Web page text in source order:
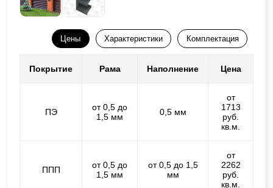
Цены Характеристики Комплектация
Покрытие Рама Наполнение Цена
ПЭ
от 0,5 до
1,5 мм
0,5 мм
от
1713
руб.
кв.м.
ППП
от 0,5 до
1,5 мм
от 0,5 до 1,5
мм
от
2262
руб.
кв.м.